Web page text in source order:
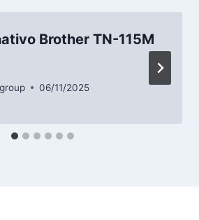
Brother TN-115M
06/11/2025